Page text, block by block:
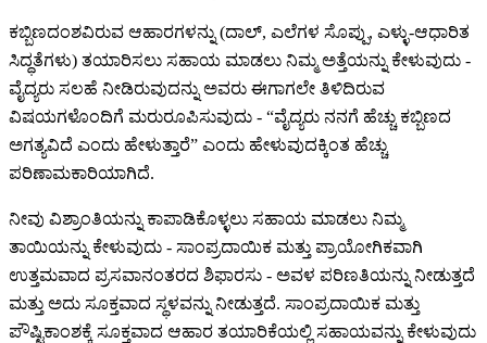
ಕಬ್ಬಿಣದಂಶವಿರುವ ಆಹಾರಗಳನ್ನು (ದಾಲ್, ಎಲೆಗಳ ಸೊಪ್ಪು, ಎಳ್ಳು-ಆಧಾರಿತ
ಸಿದ್ಧತೆಗಳು) ತಯಾರಿಸಲು ಸಹಾಯ ಮಾಡಲು ನಿಮ್ಮ ಅತ್ತೆಯನ್ನು ಕೇಳುವುದು -
ವೈದ್ಯರು ಸಲಹೆ ನೀಡಿರುವುದನ್ನು ಅವರು ಈಗಾಗಲೇ ತಿಳಿದಿರುವ
ವಿಷಯಗಳೊಂದಿಗೆ ಮರುರೂಪಿಸುವುದು - “ವೈದ್ಯರು ನನಗೆ ಹೆಚ್ಚು ಕಬ್ಬಿಣದ
ಅಗತ್ಯವಿದೆ ಎಂದು ಹೇಳುತ್ತಾರೆ” ಎಂದು ಹೇಳುವುದಕ್ಕಿಂತ ಹೆಚ್ಚು
ಪರಿಣಾಮಕಾರಿಯಾಗಿದೆ.
ನೀವು ವಿಶ್ರಾಂತಿಯನ್ನು ಕಾಪಾಡಿಕೊಳ್ಳಲು ಸಹಾಯ ಮಾಡಲು ನಿಮ್ಮ
ತಾಯಿಯನ್ನು ಕೇಳುವುದು - ಸಾಂಪ್ರದಾಯಿಕ ಮತ್ತು ಪ್ರಾಯೋಗಿಕವಾಗಿ
ಉತ್ತಮವಾದ ಪ್ರಸವಾನಂತರದ ಶಿಫಾರಸು - ಅವಳ ಪರಿಣತಿಯನ್ನು ನೀಡುತ್ತದೆ
ಮತ್ತು ಅದು ಸೂಕ್ತವಾದ ಸ್ಥಳವನ್ನು ನೀಡುತ್ತದೆ. ಸಾಂಪ್ರದಾಯಿಕ ಮತ್ತು
ಪೌಷ್ಟಿಕಾಂಶಕ್ಕೆ ಸೂಕ್ತವಾದ ಆಹಾರ ತಯಾರಿಕೆಯಲ್ಲಿ ಸಹಾಯವನ್ನು ಕೇಳುವುದು